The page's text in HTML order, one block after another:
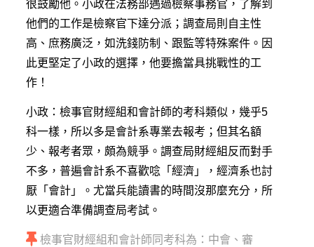
很鼓勵他。小政在法務部遇過檢察事務官，了解到
他們的工作是檢察官下達分派；調查局則自主性
高、庶務廣泛，如洗錢防制、跟監等特殊案件。因
此更堅定了小政的選擇，他要擔當具挑戰性的工
作！
小政：檢事官財經組和會計師的考科類似，幾乎5
科一樣，所以多是會計系專業去報考；但其名額
少、報考者眾，頗為競爭。調查局財經組反而對手
不多，普遍會計系不喜歡唸「經濟」，經濟系也討
厭「會計」。尤當兵能讀書的時間沒那麼充分，所
以更適合準備調查局考試。
檢事官財經組和會計師同考科為：中會、審